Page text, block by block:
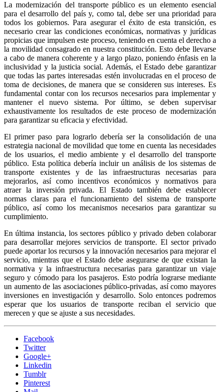
La modernización del transporte público es un elemento esencial
para el desarrollo del país y, como tal, debe ser una prioridad para
todos los gobiernos. Para asegurar el éxito de esta transición, es
necesario crear las condiciones económicas, normativas y jurídicas
propicias que impulsen este proceso, teniendo en cuenta el derecho a
la movilidad consagrado en nuestra constitución. Esto debe llevarse
a cabo de manera coherente y a largo plazo, poniendo énfasis en la
inclusividad y la justicia social. Además, el Estado debe garantizar
que todas las partes interesadas estén involucradas en el proceso de
toma de decisiones, de manera que se consideren sus intereses. Es
fundamental contar con los recursos necesarios para implementar y
mantener el nuevo sistema. Por último, se deben supervisar
exhaustivamente los resultados de este proceso de modernización
para garantizar su eficacia y efectividad.
El primer paso para lograrlo debería ser la consolidación de una
estrategia nacional de movilidad que tome en cuenta las necesidades
de los usuarios, el medio ambiente y el desarrollo del transporte
público. Esta política debería incluir un análisis de los sistemas de
transporte existentes y de las infraestructuras necesarias para
mejorarlos, así como incentivos económicos y normativos para
atraer la inversión privada. El Estado también debe establecer
normas claras para el funcionamiento del sistema de transporte
público, así como los mecanismos necesarios para garantizar su
cumplimiento.
En última instancia, los sectores público y privado deben colaborar
para desarrollar mejores servicios de transporte. El sector privado
puede aportar los recursos y la innovación necesarios para mejorar el
servicio, mientras que el Estado debe asegurarse de que existan la
normativa y la infraestructura necesarias para garantizar un viaje
seguro y cómodo para los pasajeros. Esto podría lograrse mediante
un aumento de las asociaciones público-privadas, así como mayores
inversiones en investigación y desarrollo. Solo entonces podremos
esperar que los usuarios de transporte reciban el servicio que
merecen y que se ajuste a sus necesidades.
Facebook
Twitter
Google+
Linkedin
Tumblr
Pinterest